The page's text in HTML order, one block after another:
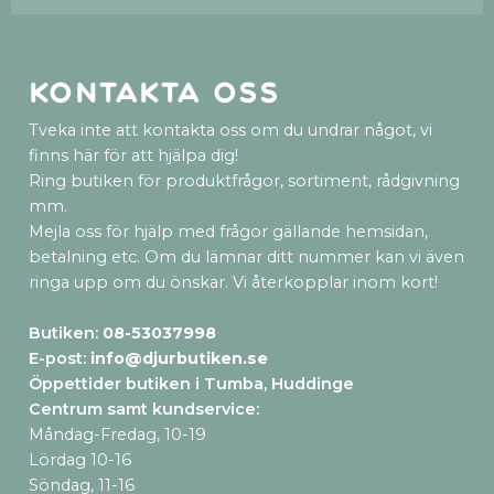
Kontakta oss
Tveka inte att kontakta oss om du undrar något, vi
finns här för att hjälpa dig!
Ring butiken för produktfrågor, sortiment, rådgivning
mm.
Mejla oss för hjälp med frågor gällande hemsidan,
betalning etc. Om du lämnar ditt nummer kan vi även
ringa upp om du önskar. Vi återkopplar inom kort!
Butiken: 08-53037998
E-post: info@djurbutiken.se
Öppettider butiken i Tumba, Huddinge
Centrum samt kundservice:
Måndag-Fredag, 10-19
Lördag 10-16
Söndag, 11-16